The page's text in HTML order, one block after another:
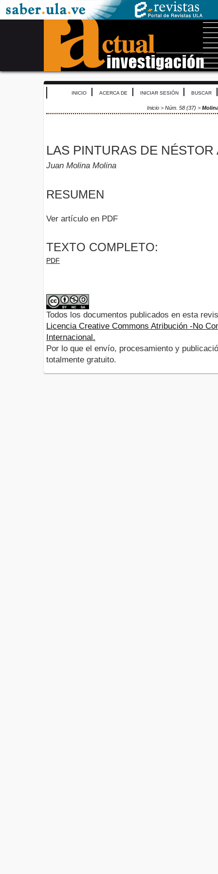
INICIO ACERCA DE INICIAR SESIÓN BUSCAR
Inicio > Núm. 58 (37) >
LAS PINTURAS DE
Juan Molina Molina
RESUMEN
Ver artículo en PDF
TEXTO COMPLETO:
PDF
Todos los documentos publicados en esta
Licencia Creative Commons Atribución -No
Internacional.
Por lo que el envío, procesamiento y
totalmente gratuito.